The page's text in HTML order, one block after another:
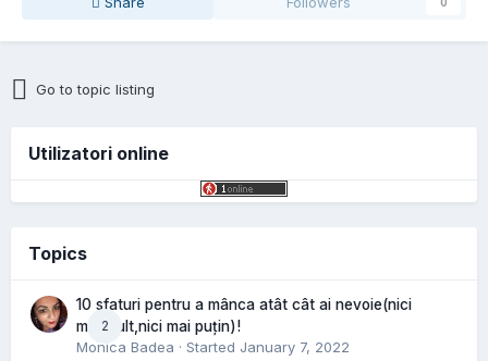
Go to topic listing
Utilizatori online
Topics
2
10 sfaturi pentru a mânca atât cât ai nevoie(nici
mai mult,nici mai puțin)!
Monica Badea · Started January 7, 2022